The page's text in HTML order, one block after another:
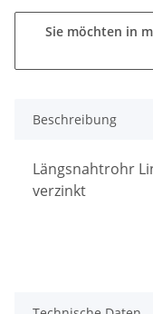
Sie möchten in
Beschreibung
Längsnahtrohr
verzinkt